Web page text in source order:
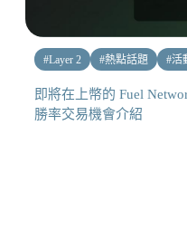
#Layer 2 #熱點話題 #活
即將在上幣的 Fuel
勝率交易機會介紹